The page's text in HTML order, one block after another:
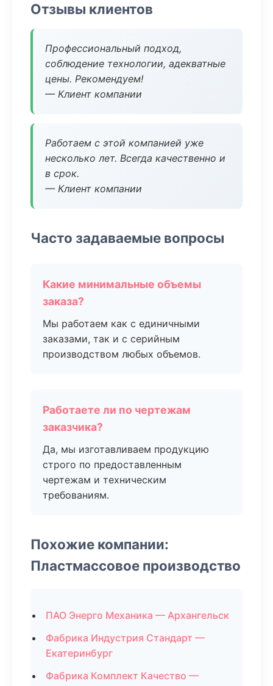
Отзывы клиентов
Профессиональный подход,
соблюдение технологии, адекватные
цены. Рекомендуем!
— Клиент компании
Работаем с этой компанией уже
несколько лет. Всегда качественно и
в срок.
— Клиент компании
Часто задаваемые вопросы
Какие минимальные объемы
заказа?
Мы работаем как с единичными
заказами, так и с серийным
производством любых объемов.
Работаете ли по чертежам
заказчика?
Да, мы изготавливаем продукцию
строго по предоставленным
чертежам и техническим
требованиям.
Похожие компании:
Пластмассовое производство
ПАО Энерго Механика — Архангельск
Фабрика Индустрия Стандарт —
Екатеринбург
Фабрика Комплект Качество —